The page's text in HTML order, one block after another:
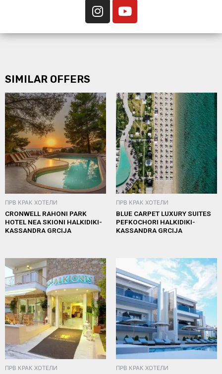
SIMILAR OFFERS
ПРВ КРАК ХОТЕЛИ
CRONWELL RAHONI PARK
HOTEL NEA SKIONI HALKIDIKI-
KASSANDRA GRCIJA
ПРВ КРАК ХОТЕЛИ
BLUE CARPET LUXURY SUITES
PEFKOCHORI HALKIDIKI-
KASSANDRA GRCIJA
ПРВ КРАК ХОТЕЛИ ПРВ КРАК ХОТЕЛИ